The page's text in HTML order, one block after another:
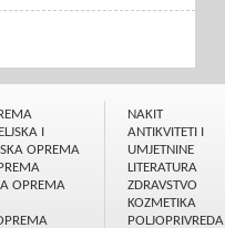
I
OPREMA
OPREMA
NAKIT
ANTIKVITETI I
UMJETNINE
LITERATURA
ZDRAVSTVO
KOZMETIKA
POLJOPRIVREDA